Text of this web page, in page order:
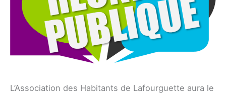
L’Association des Habitants de Lafourguette aura le